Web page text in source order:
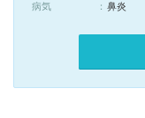
病気
鼻炎